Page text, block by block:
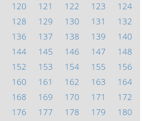
120 121 122 123
124
128 129 130 131
132
136 137 138 139
140
144 145 146 147
148
152 153 154 155
156
160 161 162 163
164
168 169 170 171
172
176 177 178 179
180